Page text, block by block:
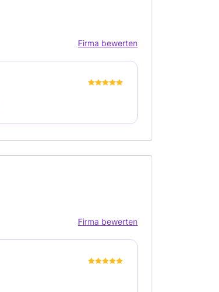
Firma bewerten
Firma bewerten